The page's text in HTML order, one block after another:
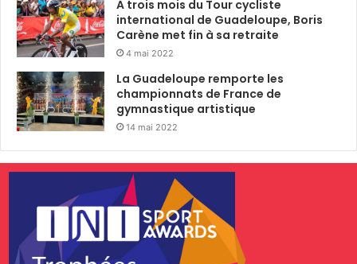
A trois mois du Tour cycliste
international de Guadeloupe, Boris
Carène met fin à sa retraite
4 mai 2022
La Guadeloupe remporte les
championnats de France de
gymnastique artistique
14 mai 2022